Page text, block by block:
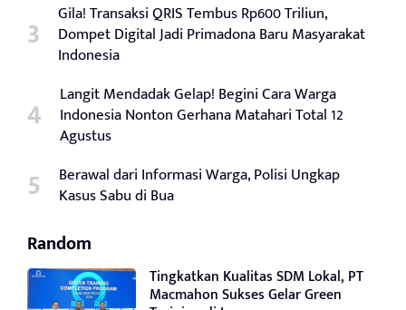
Gila! Transaksi QRIS Tembus Rp600 Triliun,
Dompet Digital Jadi Primadona Baru Masyarakat
Indonesia
Langit Mendadak Gelap! Begini Cara Warga
Indonesia Nonton Gerhana Matahari Total 12
Agustus
Berawal dari Informasi Warga, Polisi Ungkap
Kasus Sabu di Bua
Random
Tingkatkan Kualitas SDM Lokal, PT
Macmahon Sukses Gelar Green